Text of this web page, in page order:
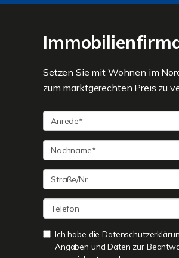
Setzen Sie mit Wohnen im
zum marktgerechten Preis zu
Ich habe die
Angaben und Daten zur